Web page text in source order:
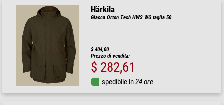
Härkila
Giacca Orton Tech HWS WG taglia 50
$ 404,00
Prezzo di vendita:
$ 282,61
spedibile in24 ore